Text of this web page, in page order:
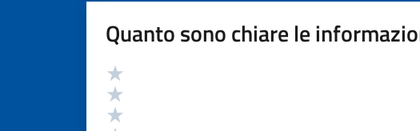
Quanto sono chiare le
Valutazione